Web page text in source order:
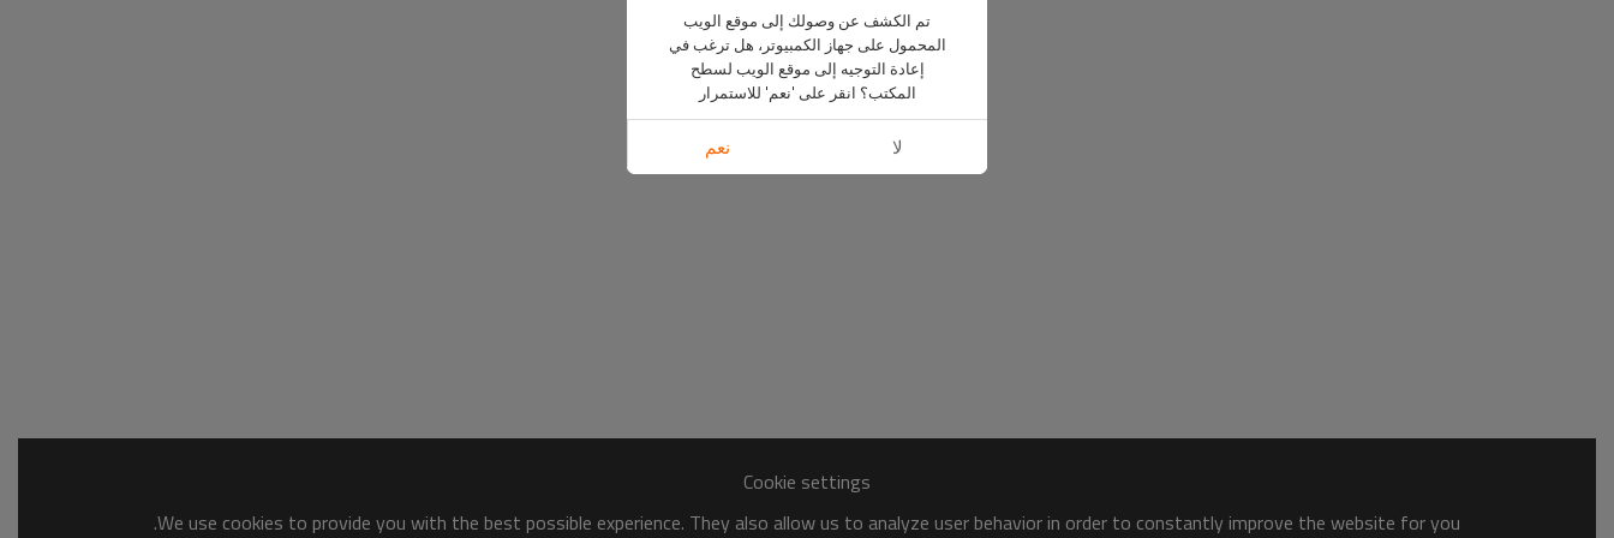
Cookie settings
We use cookies to provide you with the best possible experience. They also allow us to analyze user behavior in order to constantly improve the website for you.
تم الكشف عن وصولك إلى موقع الويب
المحمول على جهاز الكمبيوتر، هل ترغب في
إعادة التوجيه إلى موقع الويب لسطح
المكتب؟ انقر على 'نعم' للاستمرار
لا نعم